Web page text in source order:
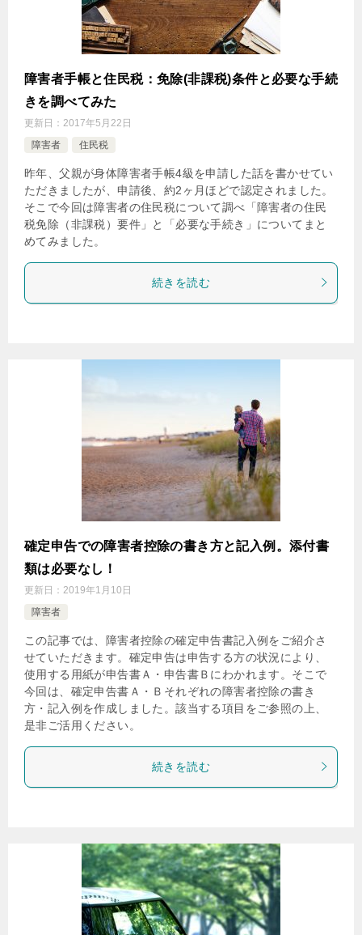
障害者手帳と住民税：免除(非課税)条件と必要な手続
きを調べてみた
更新日： 2017年5月22日
障害者
住民税
昨年、父親が身体障害者手帳4級を申請した話を書かせてい
ただきましたが、申請後、約2ヶ月ほどで認定されました。
そこで今回は障害者の住民税について調べ「障害者の住民
税免除（非課税）要件」と「必要な手続き」についてまと
めてみました。
続きを読む
確定申告での障害者控除の書き方と記入例。添付書
類は必要なし！
更新日： 2019年1月10日
障害者
この記事では、障害者控除の確定申告書記入例をご紹介さ
せていただきます。確定申告は申告する方の状況により、
使用する用紙が申告書Ａ・申告書Ｂにわかれます。そこで
今回は、確定申告書Ａ・Ｂそれぞれの障害者控除の書き
方・記入例を作成しました。該当する項目をご参照の上、
是非ご活用ください。
続きを読む